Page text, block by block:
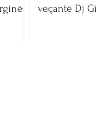
veçantë Dj